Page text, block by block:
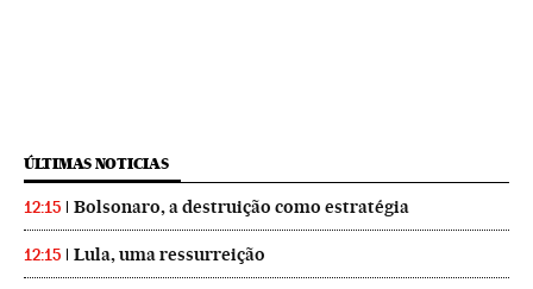
ÚLTIMAS NOTICIAS
12:15 Bolsonaro, a destruição como estratégia
12:15 Lula, uma ressurreição